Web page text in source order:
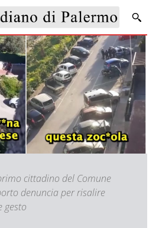
cittadino del Comune
denuncia per risalire
gesto